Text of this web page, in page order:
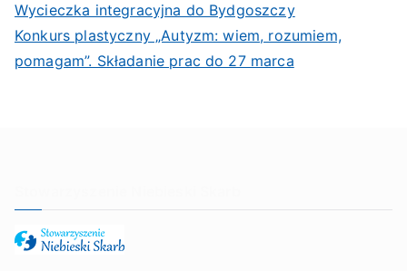
Wycieczka integracyjna do Bydgoszczy
Konkurs plastyczny „Autyzm: wiem, rozumiem,
pomagam”. Składanie prac do 27 marca